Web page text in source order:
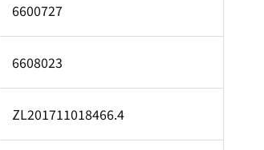
6600727
6608023
ZL201711018466.4